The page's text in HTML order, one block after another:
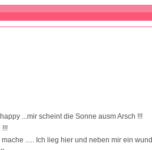
...mir scheint die Sonne ausm Arsch !!!
!!!
mache ..... Ich lieg hier und neben mir ein